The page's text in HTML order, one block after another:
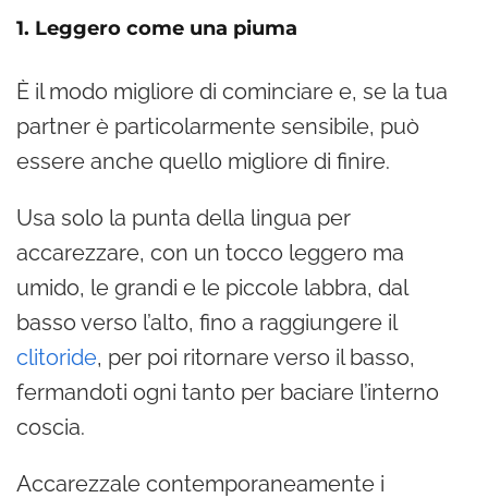
1. Leggero come una piuma
È il modo migliore di cominciare e, se la tua
partner è particolarmente sensibile, può
essere anche quello migliore di finire.
Usa solo la punta della lingua per
accarezzare, con un tocco leggero ma
umido, le grandi e le piccole labbra, dal
basso verso l’alto, fino a raggiungere il
clitoride, per poi ritornare verso il basso,
fermandoti ogni tanto per baciare l’interno
coscia.
Accarezzale contemporaneamente i